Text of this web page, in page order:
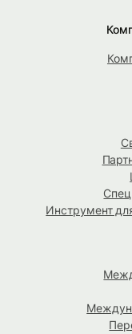
Инструмент